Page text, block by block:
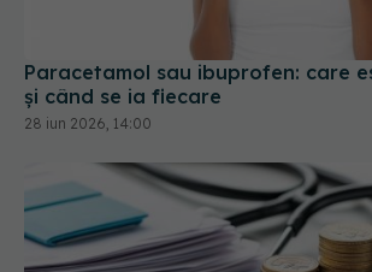
Paracetamol sau ibuprofen: care
și când se ia fiecare
28 iun 2026, 14:00